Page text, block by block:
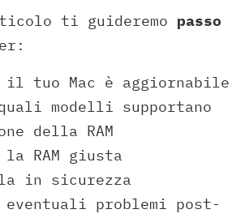
ti guideremo passo
il tuo Mac è aggiornabile
modelli supportano
della RAM
RAM giusta
in sicurezza
eventuali problemi post-